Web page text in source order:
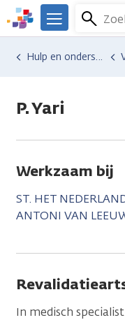
Overslaan
en
naar
We
er
Kanker.nl
Menu
Hulp en ondersteuning
P. Yari
Werkzaam bij
ST. HET
ANTONI VAN
In medisch